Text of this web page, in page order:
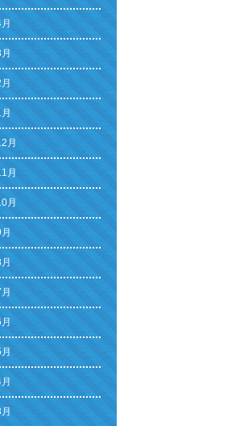
月
月
月